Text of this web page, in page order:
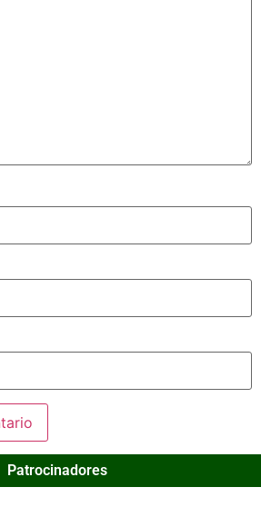
Patrocinadores